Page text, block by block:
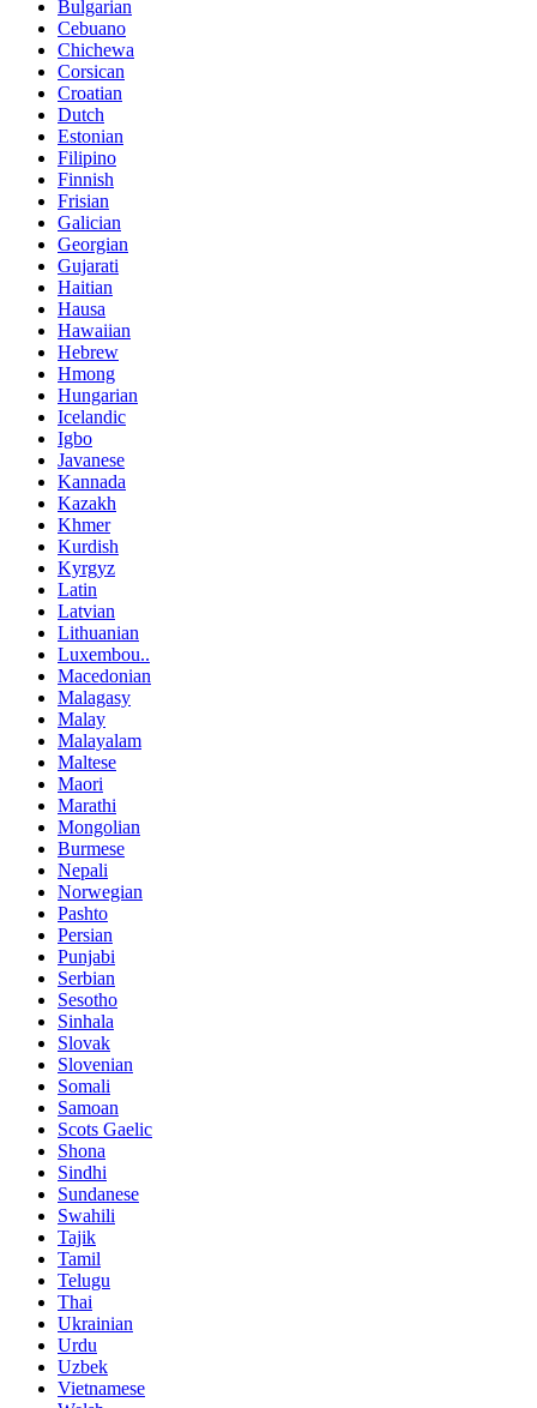
Bulgarian
Cebuano
Chichewa
Corsican
Croatian
Dutch
Estonian
Filipino
Finnish
Frisian
Galician
Georgian
Gujarati
Haitian
Hausa
Hawaiian
Hebrew
Hmong
Hungarian
Icelandic
Igbo
Javanese
Kannada
Kazakh
Khmer
Kurdish
Kyrgyz
Latin
Latvian
Lithuanian
Luxembou..
Macedonian
Malagasy
Malay
Malayalam
Maltese
Maori
Marathi
Mongolian
Burmese
Nepali
Norwegian
Pashto
Persian
Punjabi
Serbian
Sesotho
Sinhala
Slovak
Slovenian
Somali
Samoan
Scots Gaelic
Shona
Sindhi
Sundanese
Swahili
Tajik
Tamil
Telugu
Thai
Ukrainian
Urdu
Uzbek
Vietnamese